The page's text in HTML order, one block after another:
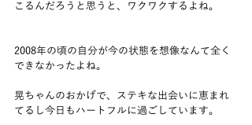
こるんだろうと思うと、ワクワクするよね。
2008年の頃の自分が今の状態を想像なんて全く
できなかったよね。
晃ちゃんのおかげで、ステキな出会いに恵まれ
てるし今日もハートフルに過ごしています。